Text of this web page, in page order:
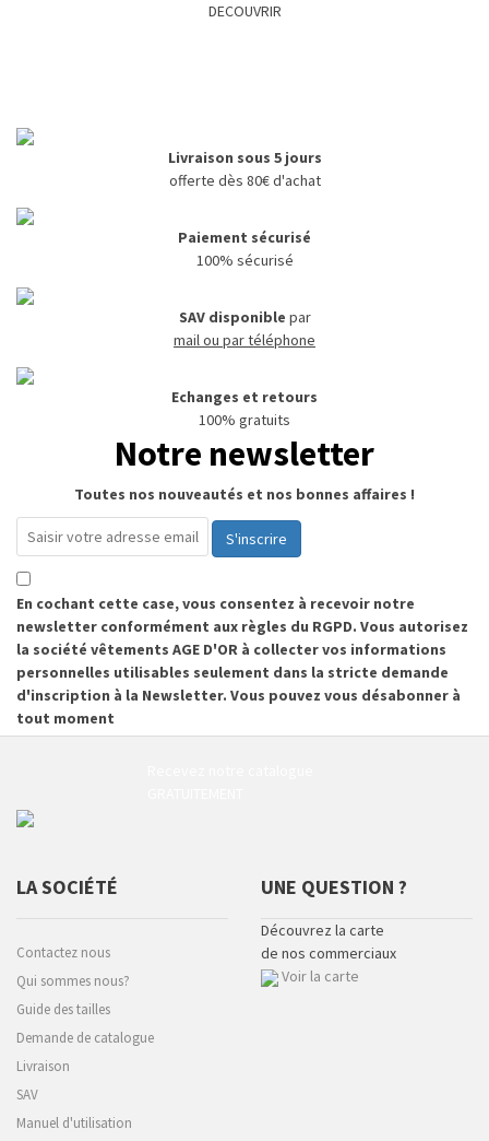
DECOUVRIR
Livraison sous 5 jours
offerte dès 80€ d'achat
Paiement sécurisé
100% sécurisé
SAV disponible par
mail ou par téléphone
Echanges et retours
100% gratuits
Notre newsletter
Toutes nos nouveautés et nos bonnes affaires !
S'inscrire
En cochant cette case, vous consentez à recevoir notre
newsletter conformément aux règles du RGPD. Vous autorisez
la société vêtements AGE D'OR à collecter vos informations
personnelles utilisables seulement dans la stricte demande
d'inscription à la Newsletter. Vous pouvez vous désabonner à
tout moment
LA SOCIÉTÉ
Contactez nous
Qui sommes nous?
Guide des tailles
Demande de catalogue
Livraison
SAV
Manuel d'utilisation
UNE QUESTION ?
Découvrez la carte
de nos commerciaux
Voir la carte